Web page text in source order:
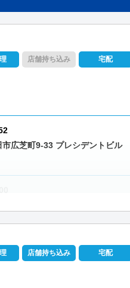
店舗持ち込み 宅配
市広芝町9-33 プレシデントビル
備士 店舗持ち込み 宅配